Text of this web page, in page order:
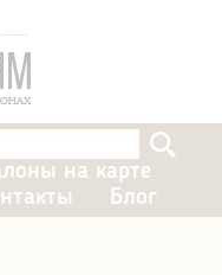
на карте
Блог